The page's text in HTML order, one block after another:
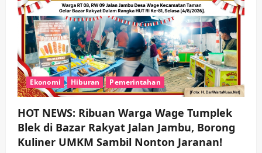
Ekonomi Hiburan Pemerintahan
HOT NEWS: Ribuan Warga Wage Tumplek
Blek di Bazar Rakyat Jalan Jambu, Borong
Kuliner UMKM Sambil Nonton Jaranan!